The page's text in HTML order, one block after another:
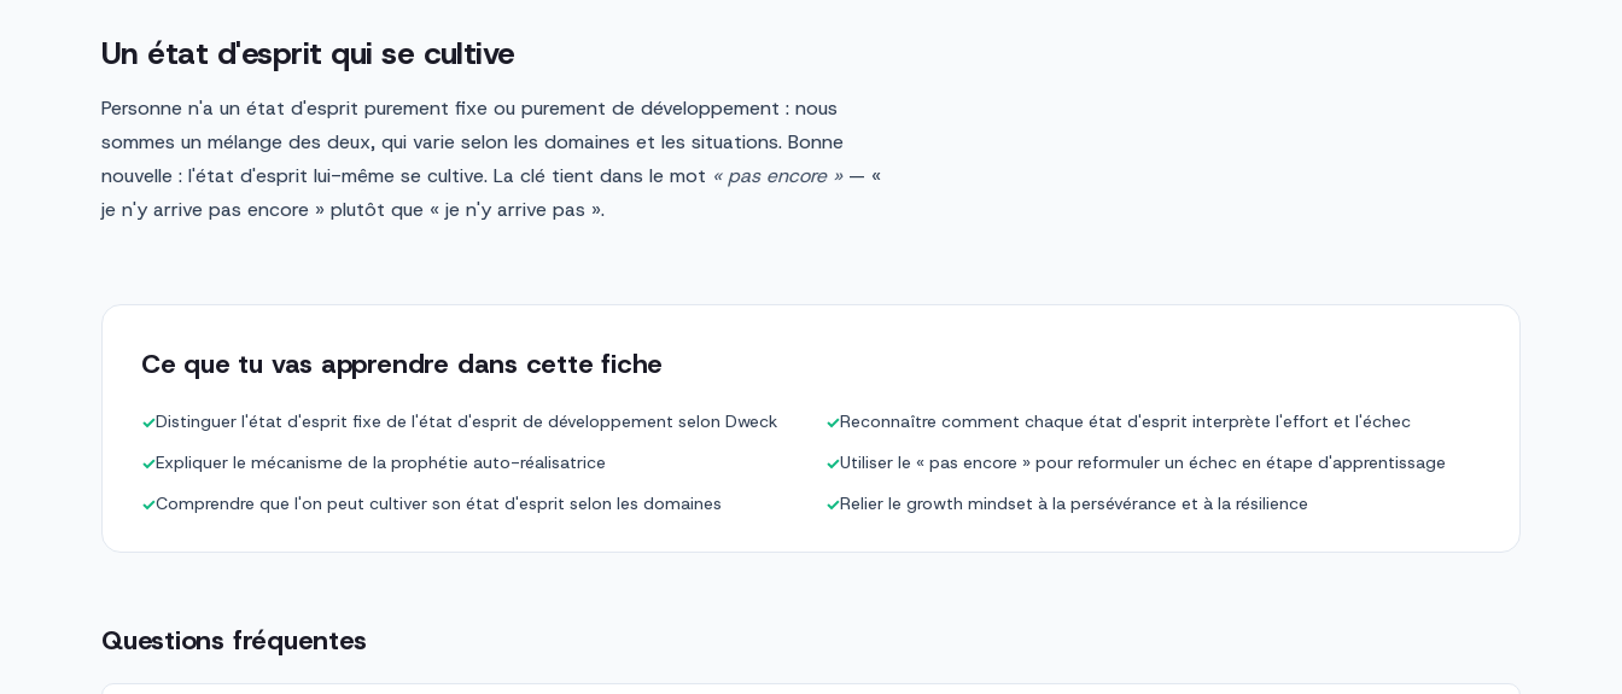
Un état d'esprit qui se cultive
Personne n'a un état d'esprit purement fixe ou purement de développement : nous
sommes un mélange des deux, qui varie selon les domaines et les situations. Bonne
nouvelle : l'état d'esprit lui-même se cultive. La clé tient dans le mot « pas encore »— «
je n'y arrive pas encore » plutôt que « je n'y arrive pas ».
Ce que tu vas apprendre dans cette fiche
✓Distinguer l'état d'esprit fixe de l'état d'esprit de développement selon Dweck ✓Reconnaître comment chaque état d'esprit interprète l'effort et l'échec
✓Expliquer le mécanisme de la prophétie auto-réalisatrice ✓Utiliser le « pas encore » pour reformuler un échec en étape d'apprentissage
✓Comprendre que l'on peut cultiver son état d'esprit selon les domaines ✓Relier le growth mindset à la persévérance et à la résilience
Questions fréquentes